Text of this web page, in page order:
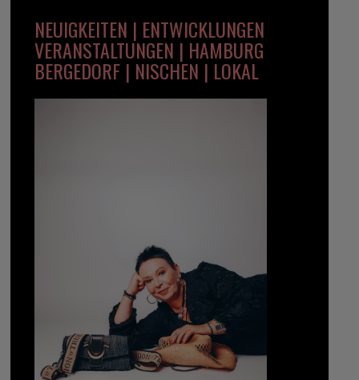
NEUIGKEITEN | ENTWICKLUNGEN
VERANSTALTUNGEN | HAMBURG
BERGEDORF | NISCHEN | LOKAL